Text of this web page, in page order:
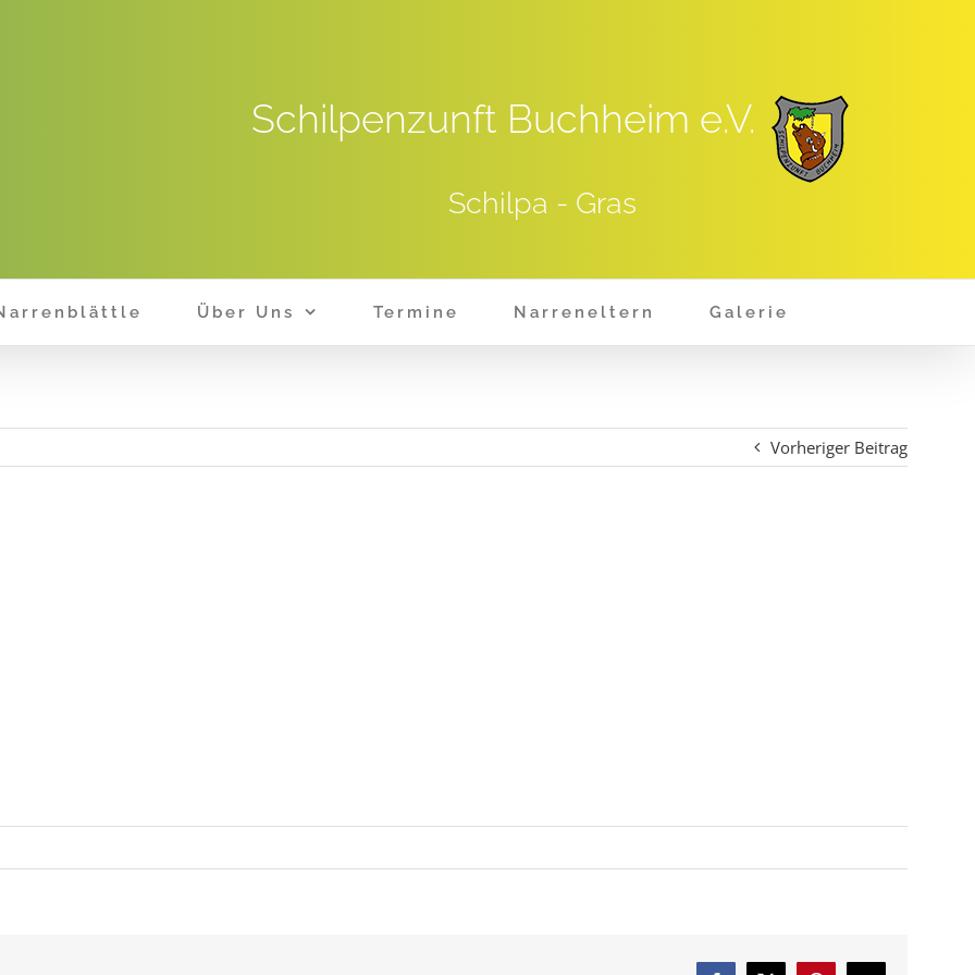
Schilpenzunft Buchheim e.V.
Schilpa - Gras
Über Uns Termine Narreneltern Galerie
Vorheriger Beitrag